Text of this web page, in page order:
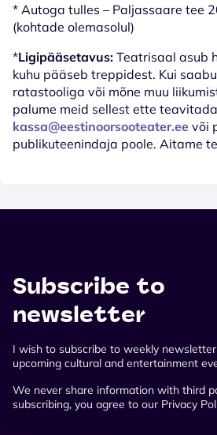
* Autoga tulles – Paljassaare tee
(kohtade olemasolul)
*Ligipääsetavus: Teatrisaal asub
kuhu pääseb treppidest. Kui
ratastooliga või mõne muu
palume meid sellest ette teavitada
kassa@eestinoorsooteater.ee või
publikuteenindaja poole. Aitame
Subscribe to
newsletter
I wish to subscribe to weekly
upcoming cultural and entertainment
We never share information with third
subscribing, you agree to our Privacy